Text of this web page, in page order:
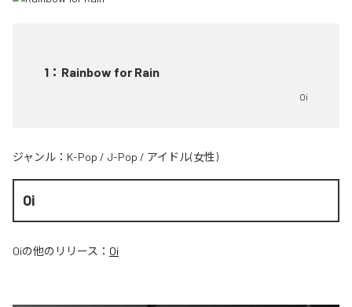
1 ： Rainbow for Rain
Oi
ジャンル： K-Pop / J-Pop / アイドル(女性)
Oi
Oiの他のリリース： Oi